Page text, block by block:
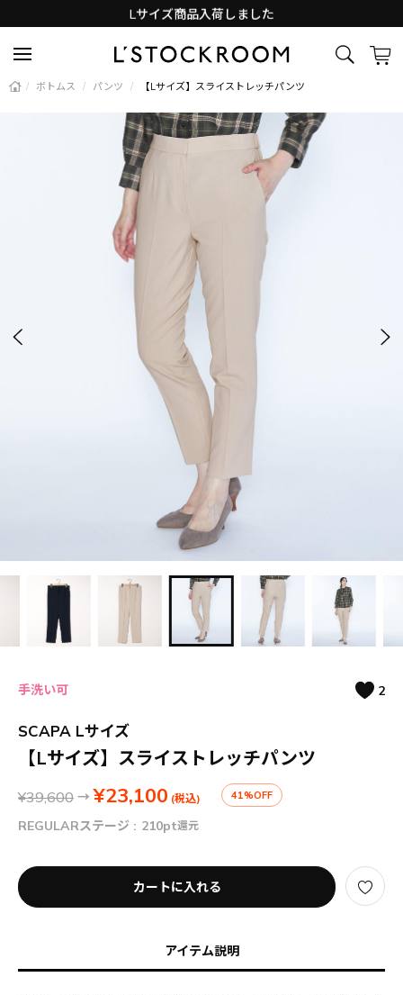
Lサイズ商品入荷しました
/ ボトムス / パンツ / 【Lサイズ】スライストレッチパンツ
手洗い可 2
SCAPA Lサイズ
【Lサイズ】スライストレッチパンツ
¥39,600 → ¥23,100 (税込) 41%OFF
REGULARステージ : 210pt還元
カートに入れる
アイテム説明